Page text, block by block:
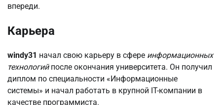
впереди.
Карьера
windy31 начал свою карьеру в сфере информационных
технологийпосле окончания университета. Он получил
диплом по специальности «Информационные
системы» и начал работать в крупной IT-компании в
качестве программиста.